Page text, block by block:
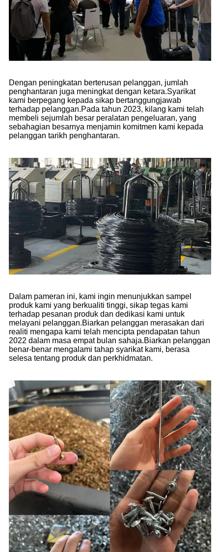
Dengan peningkatan berterusan pelanggan, jumlah
penghantaran juga meningkat dengan ketara.Syarikat
kami berpegang kepada sikap bertanggungjawab
terhadap pelanggan.Pada tahun 2023, kilang kami telah
membeli sejumlah besar peralatan pengeluaran, yang
sebahagian besarnya menjamin komitmen kami kepada
pelanggan tarikh penghantaran.
Dalam pameran ini, kami ingin menunjukkan sampel
produk kami yang berkualiti tinggi, sikap tegas kami
terhadap pesanan produk dan dedikasi kami untuk
melayani pelanggan.Biarkan pelanggan merasakan dari
realiti mengapa kami telah mencipta pendapatan tahun
2022 dalam masa empat bulan sahaja.Biarkan pelanggan
benar-benar mengalami tahap syarikat kami, berasa
selesa tentang produk dan perkhidmatan.